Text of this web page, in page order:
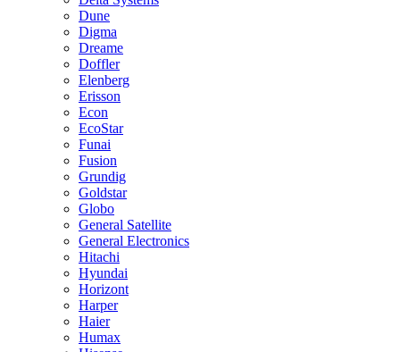
Dune
Digma
Dreame
Doffler
Elenberg
Erisson
Econ
EcoStar
Funai
Fusion
Grundig
Goldstar
Globo
General Satellite
General Electronics
Hitachi
Hyundai
Horizont
Harper
Haier
Humax